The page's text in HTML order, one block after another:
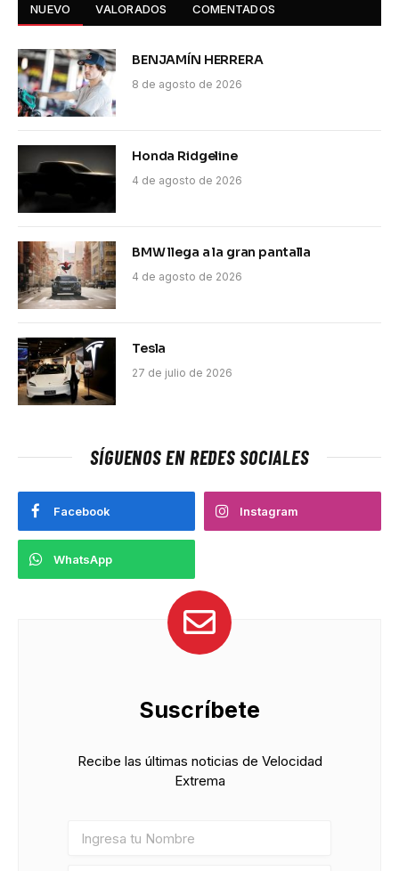
NUEVO VALORADOS COMENTADOS
BENJAMÍN HERRERA
8 de agosto de 2026
Honda Ridgeline
4 de agosto de 2026
BMW llega a la gran pantalla
4 de agosto de 2026
Tesla
27 de julio de 2026
SÍGUENOS EN REDES SOCIALES
Facebook Instagram
WhatsApp
Suscríbete
Recibe las últimas noticias de Velocidad
Extrema